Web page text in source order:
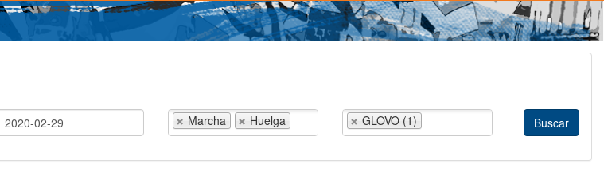
Marcha Huelga GLOVO (1)